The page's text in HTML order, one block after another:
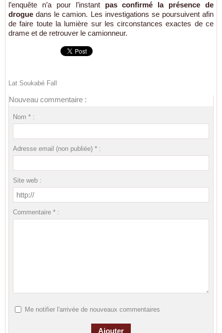
l’enquête n’a pour l’instant pas confirmé la présence de
drogue dans le camion. Les investigations se poursuivent afin
de faire toute la lumière sur les circonstances exactes de ce
drame et de retrouver le camionneur.
Lat Soukabé Fall
Nouveau commentaire :
Nom * :
Adresse email (non publiée) * :
Site web :
Commentaire * :
Me notifier l'arrivée de nouveaux commentaires